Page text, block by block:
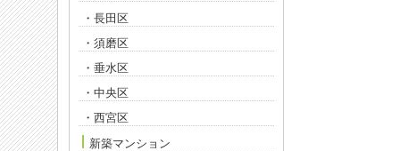
・長田区
・須磨区
・垂水区
・中央区
・西宮区
新築マンション